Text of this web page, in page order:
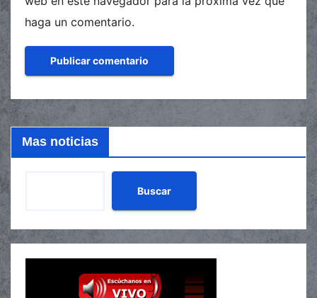
haga un comentario.
Mas noticias
Buscar